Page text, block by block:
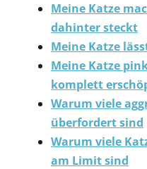
Meine Katze
dahinter steckt
Meine Katze
Meine Katze
komplett
Warum viele
überfordert sind
Warum viele
am Limit sind